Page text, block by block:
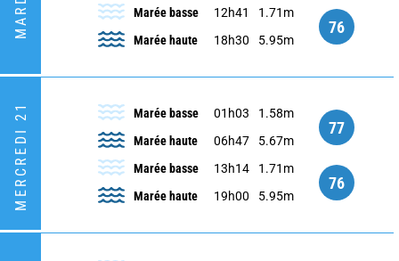
Marée basse 12h41
1.71m
Marée haute
18h30 5.95m
76
MERCREDI 21 Marée basse 01h03
1.58m
Marée haute
06h47 5.67m
77
Marée basse 13h14
1.71m
Marée haute
19h00 5.95m
76